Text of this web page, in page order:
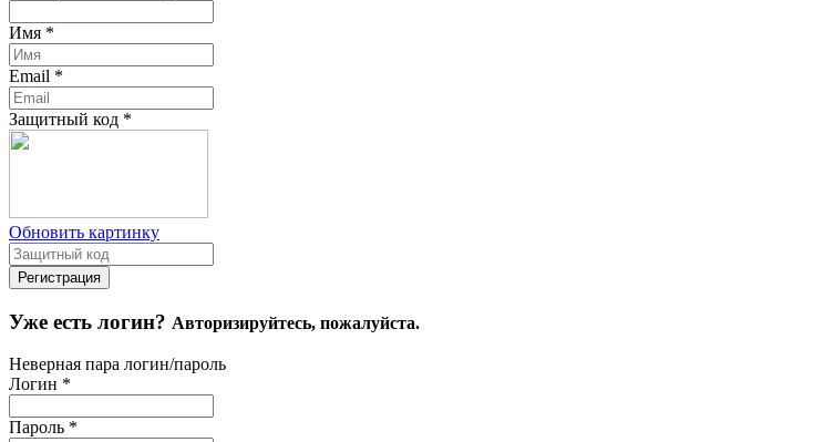
Имя *
Email *
Защитный код *
Обновить картинку
Уже есть логин? Авторизируйтесь, пожалуйста.
Неверная пара логин/пароль
Логин *
Пароль *